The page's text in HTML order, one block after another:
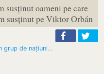
susținut oameni pe care
susținut pe Viktor Orbán
Trump critică dur Europa: Un grup de națiuni în descompunere, conduse…